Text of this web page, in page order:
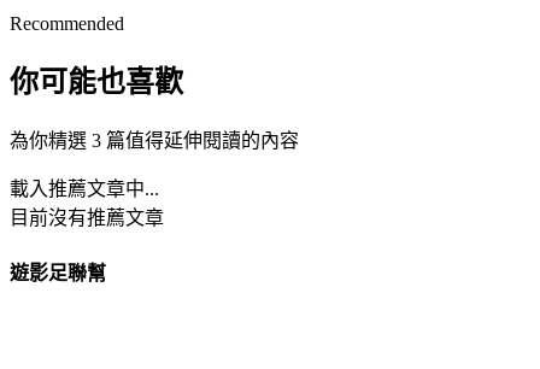
Recommended
你可能也喜歡
為你精選 3 篇值得延伸閱讀的內容
載入推薦文章中...
目前沒有推薦文章
遊影足聯幫